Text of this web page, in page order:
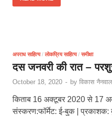
अपराध साहित्य/ लोकप्रिय साहित्य/ समीक्षा
दस जनवरी की रात –
October 18, 2020 - by विकास
किताब 16 अक्टूबर 2020 से 17
संस्करण:फॉर्मेट: ई-बुक |